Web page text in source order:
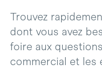
Trouvez
dont vous avez
foire aux
commercial et les